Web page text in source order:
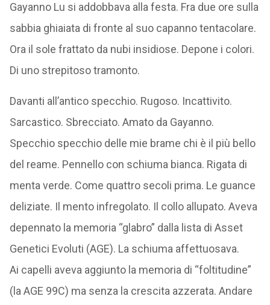
Gayanno Lu si addobbava alla festa. Fra due ore sulla
sabbia ghiaiata di fronte al suo capanno tentacolare.
Ora il sole frattato da nubi insidiose. Depone i colori.
Di uno strepitoso tramonto.
Davanti all’antico specchio. Rugoso. Incattivito.
Sarcastico. Sbrecciato. Amato da Gayanno.
Specchio specchio delle mie brame chi è il più bello
del reame. Pennello con schiuma bianca. Rigata di
menta verde. Come quattro secoli prima. Le guance
deliziate. Il mento infregolato. Il collo allupato. Aveva
depennato la memoria “glabro” dalla lista di Asset
Genetici Evoluti (AGE). La schiuma affettuosava.
Ai capelli aveva aggiunto la memoria di “foltitudine”
(la AGE 99C) ma senza la crescita azzerata. Andare